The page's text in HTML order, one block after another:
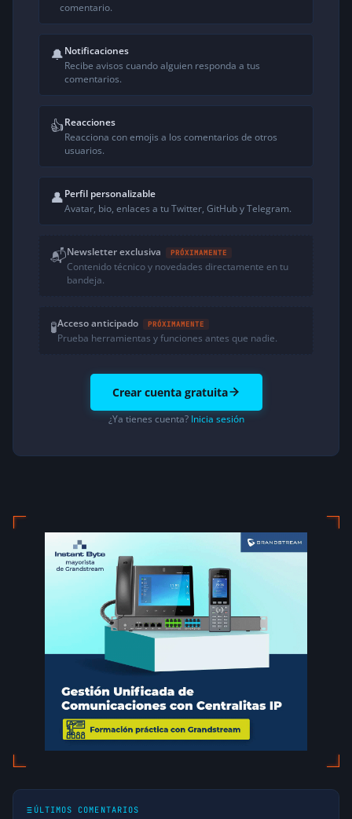
comentario.
🔔Notificaciones
Recibe avisos cuando alguien responda a tus
comentarios.
👍Reacciones
Reacciona con emojis a los comentarios de otros
usuarios.
👤Perfil personalizable
Avatar, bio, enlaces a tu Twitter, GitHub y Telegram.
📬Newsletter exclusiva PRÓXIMAMENTE
Contenido técnico y novedades directamente en tu
bandeja.
🧪Acceso anticipado PRÓXIMAMENTE
Prueba herramientas y funciones antes que nadie.
Crear cuenta gratuita
¿Ya tienes cuenta? Inicia sesión
ÚLTIMOS COMENTARIOS